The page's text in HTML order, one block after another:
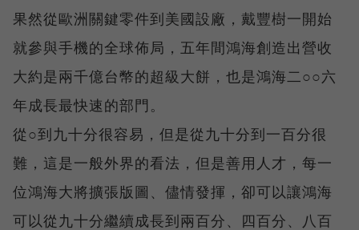
果然從歐洲關鍵零件到美國設廠，戴豐樹一開始
就參與手機的全球佈局，五年間鴻海創造出營收
大約是兩千億台幣的超級大餅，也是鴻海二○○六
年成長最快速的部門。
從○到九十分很容易，但是從九十分到一百分很
難，這是一般外界的看法，但是善用人才，每一
位鴻海大將擴張版圖、儘情發揮，卻可以讓鴻海
可以從九十分繼續成長到兩百分、四百分、八百